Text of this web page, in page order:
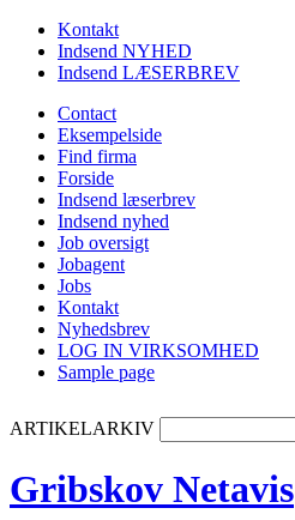
Kontakt
Indsend NYHED
Indsend LÆSERBREV
Contact
Eksempelside
Find firma
Forside
Indsend læserbrev
Indsend nyhed
Job oversigt
Jobagent
Jobs
Kontakt
Nyhedsbrev
LOG IN VIRKSOMHED
Sample page
ARTIKELARKIV
Gribskov Netavis